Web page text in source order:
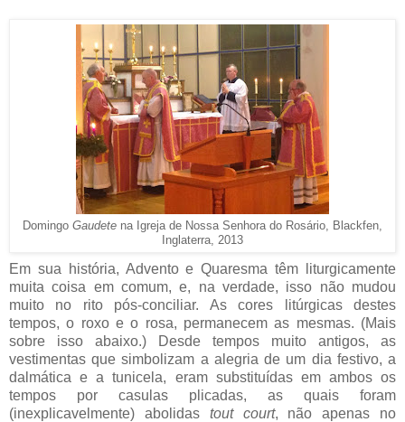
Domingo Gaudete na Igreja de Nossa Senhora do Rosário, Blackfen,
Inglaterra, 2013
Em sua história, Advento e Quaresma têm liturgicamente
muita coisa em comum, e, na verdade, isso não mudou
muito no rito pós-conciliar. As cores litúrgicas destes
tempos, o roxo e o rosa, permanecem as mesmas. (Mais
sobre isso abaixo.) Desde tempos muito antigos, as
vestimentas que simbolizam a alegria de um dia festivo, a
dalmática e a tunicela, eram substituídas em ambos os
tempos por casulas plicadas, as quais foram
(inexplicavelmente) abolidas tout court, não apenas no